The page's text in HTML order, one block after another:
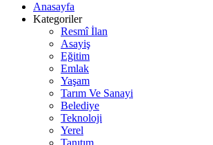
Anasayfa
Kategoriler
Resmî İlan
Asayiş
Eğitim
Emlak
Yaşam
Tarım Ve Sanayi
Belediye
Teknoloji
Yerel